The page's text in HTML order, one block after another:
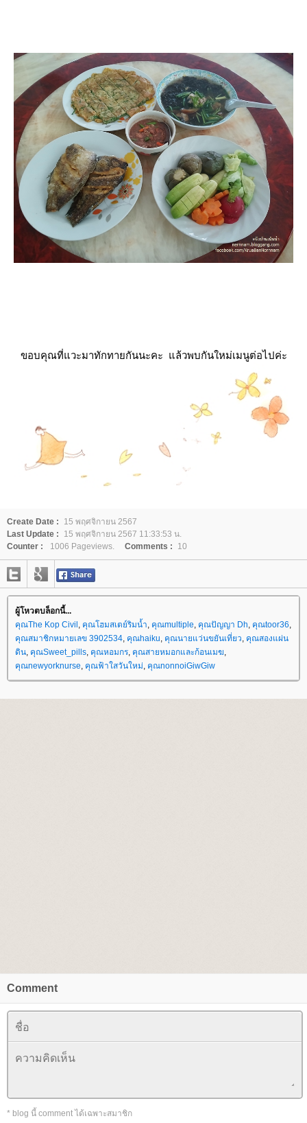
ขอบคุณที่แวะมาทักทายกันนะคะ แล้วพบกันใหม่เมนูต่อไปค่ะ
Create Date :
15 พฤศจิกายน 2567
Last Update :
15 พฤศจิกายน 2567 11:33:53 น.
Counter :
1006 Pageviews. Comments : 10
ผู้โหวตบล็อกนี้...
คุณThe Kop Civil , คุณโฮมสเตย์ริมน้ำ, คุณmultiple, คุณปัญญา Dh, คุณtoor36,
คุณสมาชิกหมายเลข 3902534, คุณhaiku, คุณนายแว่นขยันเที่ยว, คุณสองแผ่น
ดิน, คุณSweet_pills, คุณหอมกร, คุณสายหมอกและก้อนเมฆ,
คุณnewyorknurse, คุณฟ้าใสวันใหม่, คุณnonnoiGiwGiw
Comment
* blog นี้ comment ได้เฉพาะสมาชิก